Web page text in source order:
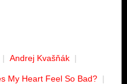
Andrej Kvašňák
My Heart Feel So Bad?